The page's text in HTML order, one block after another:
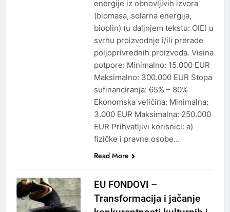
energije iz obnovljivih izvora
(biomasa, solarna energija,
bioplin) (u daljnjem tekstu: OIE) u
svrhu proizvodnje i/ili prerade
poljoprivrednih proizvoda. Visina
potpore: Minimalno: 15.000 EUR
Maksimalno: 300.000 EUR Stopa
sufinanciranja: 65% – 80%
Ekonomska veličina: Minimalna:
3.000 EUR Maksimalna: 250.000
EUR Prihvatljivi korisnici: a)
fizičke i pravne osobe…
Read More
EU FONDOVI –
Transformacija i jačanje